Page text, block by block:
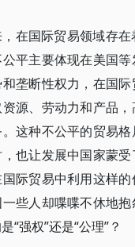
在国际贸易领域存
平主要体现在美国
垄断性权力，在国
源、劳动力和产品
这种不公平的贸易
也让发展中国家蒙
际贸易中利用这样
些人却喋喋不休地抱
“强权”还是“公理”？